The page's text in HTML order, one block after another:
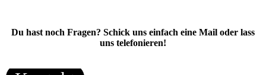
Du hast noch Fragen? Schick uns einfach eine Mail oder lass
uns telefonieren!